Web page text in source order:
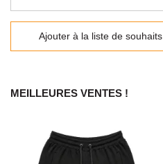
Ajouter à la liste de souhaits
MEILLEURES VENTES !